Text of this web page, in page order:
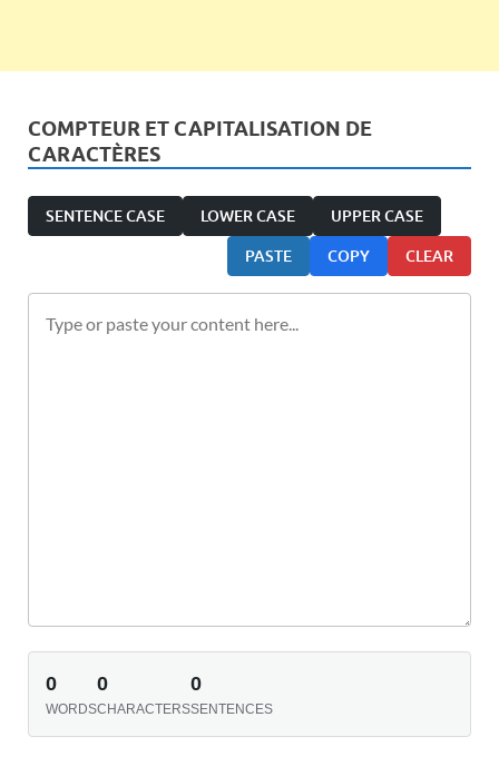
COMPTEUR ET CAPITALISATION DE
CARACTÈRES
SENTENCE CASE LOWER CASE UPPER CASE
PASTE COPY CLEAR
0
WORDS
0
CHARACTERS
0
SENTENCES